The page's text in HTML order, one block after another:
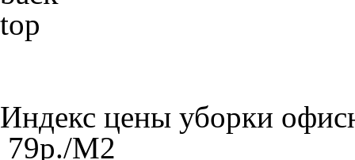
Индекс цены уборки
79р./M2